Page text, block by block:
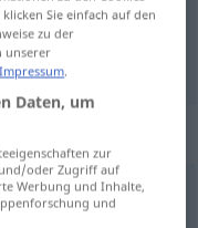
Sie einfach auf den
zu der
unserer
Impressum
Daten, um
zur
oder Zugriff auf
Werbung und Inhalte,
und